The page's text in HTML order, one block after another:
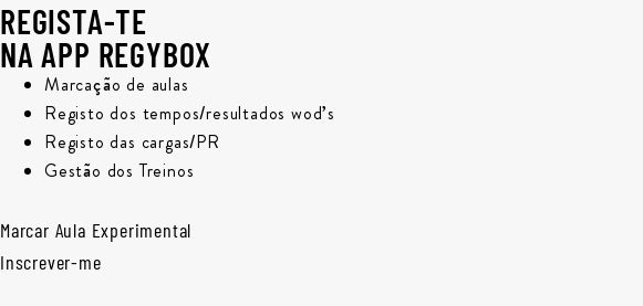
REGISTA-TE
NA APP REGYBOX
Marcação de aulas
Registo dos tempos/resultados wod’s
Registo das cargas/PR
Gestão dos Treinos
Marcar Aula Experimental
Inscrever-me